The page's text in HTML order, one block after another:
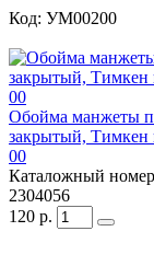
Код: УМ00200
Обойма манжеты
закрытый,
00
Каталожный
2304056
120 р.